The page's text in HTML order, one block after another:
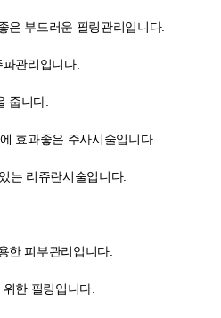
은 부드러운 필링관리입니다.
관리입니다.
줍니다.
효과좋은 주사시술입니다.
는 리쥬란시술입니다.
한 피부관리입니다.
한 필링입니다.